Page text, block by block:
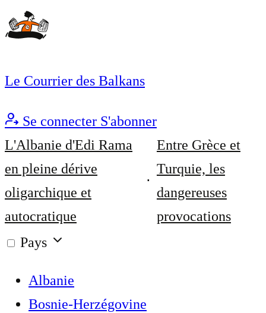
Le Courrier des Balkans
Se connecter S'abonner
L'Albanie d'Edi Rama
en pleine dérive
oligarchique et
autocratique
Entre Grèce et
Turquie, les
dangereuses
provocations
Pays
Albanie
Bosnie-Herzégovine